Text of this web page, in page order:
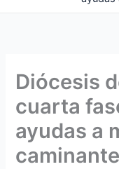
Diócesis
cuarta
ayudas a